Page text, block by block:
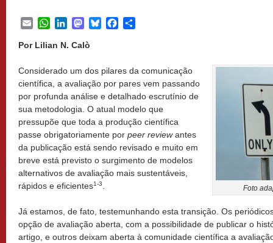
EmailWhatsApp
LinkedInMastodon
BlueskyFacebook
Por Lilian N. Calò
Foto
Considerado um dos pilares da comunicação
científica, a avaliação por pares vem passando
por profunda análise e detalhado escrutínio de
sua metodologia. O atual modelo que
pressupõe que toda a produção científica
passe obrigatoriamente por peer reviewantes
da publicação está sendo revisado e muito em
breve está previsto o surgimento de modelos
alternativos de avaliação mais sustentáveis,
rápidos e eficientes1-3
Já estamos, de fato, testemunhando esta transição. Os
opção de avaliação aberta, com a possibilidade de publicar o
artigo, e outros deixam aberta à comunidade científica a